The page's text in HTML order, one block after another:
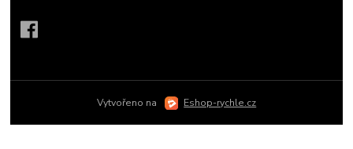
Vytvořeno na Eshop-rychle.cz